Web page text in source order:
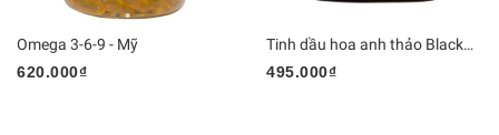
Omega 3-6-9 - Mỹ
620.000₫
Tinh dầu hoa anh thảo Blackmore 190v
495.000₫